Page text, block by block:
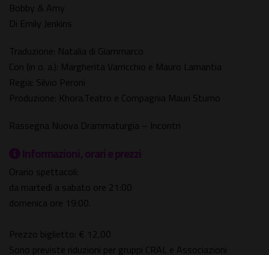
Bobby & Amy
Di Emily Jenkins
Traduzione: Natalia di Giammarco
Con (in o. a.): Margherita Varricchio e Mauro Lamantia
Regia: Silvio Peroni
Produzione: Khora.Teatro e Compagnia Mauri Sturno
Rassegna Nuova Drammaturgia – Incontri
Informazioni, orari e prezzi
Orario spettacoli:
da martedì a sabato ore 21:00
domenica ore 19:00.
Prezzo biglietto: € 12,00
Sono previste riduzioni per gruppi CRAL e Associazioni